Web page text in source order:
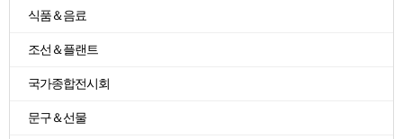
식품＆음료
조선＆플랜트
국가종합전시회
문구＆선물